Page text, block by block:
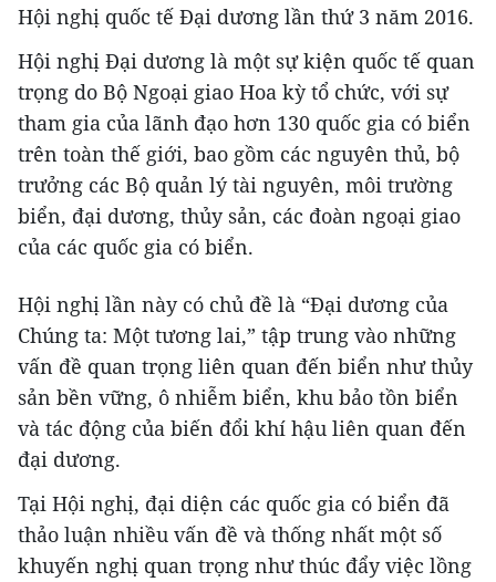
Hội nghị quốc tế Đại dương lần thứ 3 năm 2016.
Hội nghị Đại dương là một sự kiện quốc tế quan
trọng do Bộ Ngoại giao Hoa kỳ tổ chức, với sự
tham gia của lãnh đạo hơn 130 quốc gia có biển
trên toàn thế giới, bao gồm các nguyên thủ, bộ
trưởng các Bộ quản lý tài nguyên, môi trường
biển, đại dương, thủy sản, các đoàn ngoại giao
của các quốc gia có biển.
Hội nghị lần này có chủ đề là “Đại dương của
Chúng ta: Một tương lai,” tập trung vào những
vấn đề quan trọng liên quan đến biển như thủy
sản bền vững, ô nhiễm biển, khu bảo tồn biển
và tác động của biến đổi khí hậu liên quan đến
đại dương.
Tại Hội nghị, đại diện các quốc gia có biển đã
thảo luận nhiều vấn đề và thống nhất một số
khuyến nghị quan trọng như thúc đẩy việc lồng